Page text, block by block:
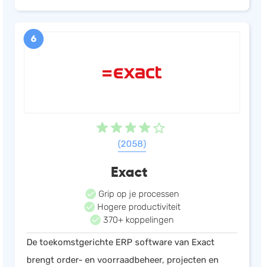
6
(2058)
Exact
Grip op je processen
Hogere productiviteit
370+ koppelingen
De toekomstgerichte ERP software van Exact
brengt order- en voorraadbeheer, projecten en